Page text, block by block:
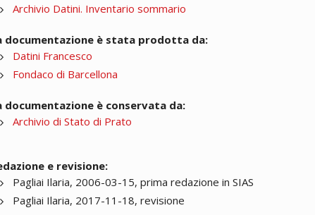
Archivio Datini. Inventario sommario
documentazione è stata prodotta da:
Datini Francesco
Fondaco di Barcellona
documentazione è conservata da:
Archivio di Stato di Prato
e revisione:
Pagliai Ilaria, 2006-03-15, prima redazione in SIAS
Pagliai Ilaria, 2017-11-18, revisione